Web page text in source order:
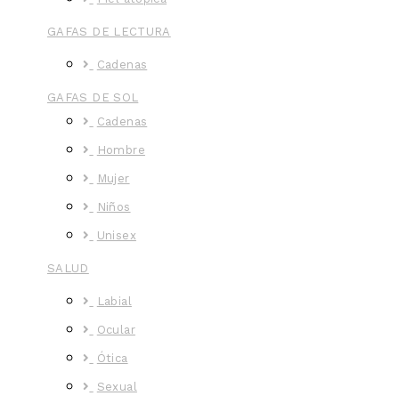
GAFAS DE LECTURA
Cadenas
GAFAS DE SOL
Cadenas
Hombre
Mujer
Niños
Unisex
SALUD
Labial
Ocular
Ótica
Sexual